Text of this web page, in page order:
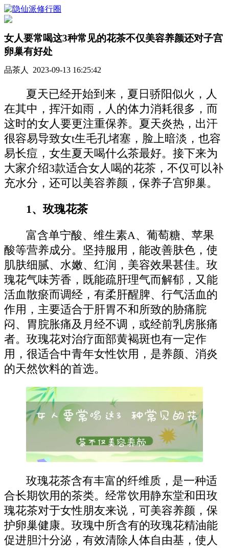
女人要常喝这3种常见的花茶不仅美容养颜还对子宫
卵巢有好处
品茶人 2023-09-13 16:25:42
夏天已经开始到来，夏日骄阳似火，人
在其中，挥汗如雨，人的体力消耗很多，而
这时的女人要更注重保养。夏天炎热，出汗
很容易导致女t生毛孔堵塞，脸上暗淡，也容
易长痘，女生夏天喝什么茶最好。接下来为
大家介绍3款适合女人喝的花茶，不仅可以补
充水分，还可以美容养颜，保养子宫卵巢。
1、玫瑰花茶
富含单宁酸、维生素A、葡萄糖、苹果
酸等营养成分。坚持服用，能改善肤色，使
肌肤细腻、水嫩、红润，美容效果甚佳。玫
瑰花气味芳香，既能疏肝理气而解郁，又能
活血散瘀而调经，有柔肝醒脾、行气活血的
作用，主要适合于肝胃不和所致的胁痛脘
闷、胃脘胀痛及月经不调，或经前乳房胀痛
者。玫瑰花对治疗面部黄褐斑也有一定作
用，很适合中青年女性饮用，是养颜、消炎
的天然饮料的首选。
玫瑰花茶含有丰富的纤维质，是一种适
合长期饮用的茶类。经常饮用静东堂和田玫
瑰花茶对于女性朋友来说，可美容养颜，保
护卵巢健康。玫瑰中所含有的玫瑰花精油能
促进胆汁分泌，有效清除人体自由基，使人